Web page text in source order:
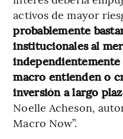
activos de mayor
probablemente
institucionales al
macro entienden o
inversión a largo
Noelle Acheson,
Macro Now”.